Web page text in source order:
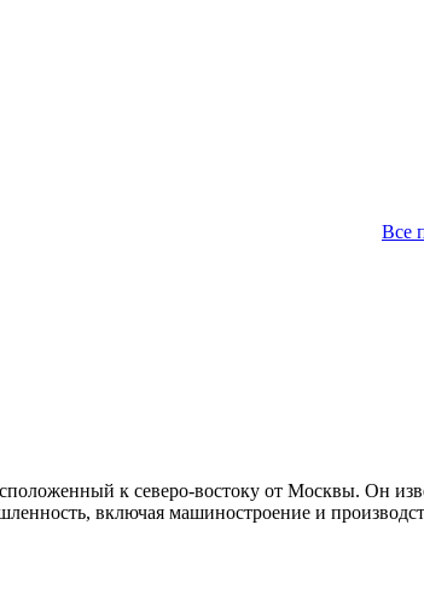
Все
к северо-востоку от Москвы. Он
включая машиностроение и